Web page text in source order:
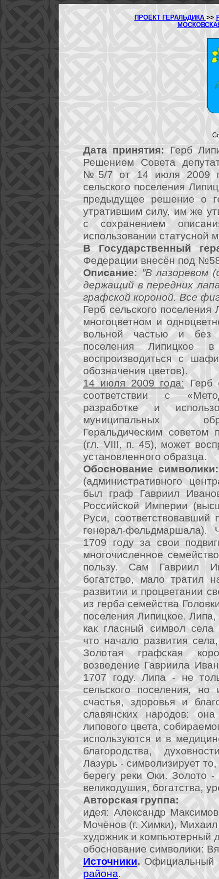
ПРОЕКТ ГЕРАЛЬДИКА >>
Дата принятия: Герб
Решением Совета
№5/7 от 14 июля 2009
сельского поселения
предыдущее решение о
утратившим силу, им же
с сохранением
использовании статусной
В Государственный
Федерации внесён под
Описание: "В лазоревом
держащий в передних
графской короной. Все
Герб сельского
многоцветном и
вольной частью и без
поселения Липицкое
воспроизводиться с
обозначения цветов).
14 июля 2009 года: Герб
соответствии с
разработке и
муниципальных
Геральдическим
(гл. VIII, п. 45), может
установленного образца.
Обоснование символики:
(административного
был граф Гавриил
Российской Империи
Руси, соответствовавший
генерал-фельдмаршала).
1709 году за свои
многочисленное
пользу. Сам Гавриил
богатство, мало тратил
развитии и процветании
из герба семейства
поселения Липицкое.
как гласный символ села
что начало развития
Золотая графская
возведение Гавриила
1707 году. Липа - не
сельского поселения,
счастья, здоровья и
славянских народов:
липового цвета,
используются и в
благородства,
Лазурь - символизирует
берегу реки Оки. Золото
великодушия, богатства,
Авторская группа:
идея: Александр
Мочёнов (г. Химки),
художник и компьютерный
обоснование символики:
Источники. Официальный
района.